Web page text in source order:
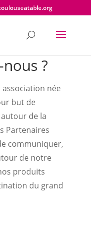
?
association née
but de
de la
Partenaires
communiquer,
de notre
produits
du grand